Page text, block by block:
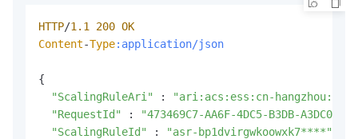
HTTP/1.1 200 OK
Content-Type:application/json
{
"ScalingRuleAri"
:
"ari:acs:ess:cn-
"RequestId"
:
"473469C7-AA6F-4DC5-B3DB-
"ScalingRuleId"
:
"asr-bp1dvirgwkoowxk7****"